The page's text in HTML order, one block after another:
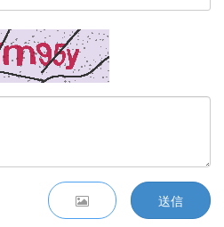
送信